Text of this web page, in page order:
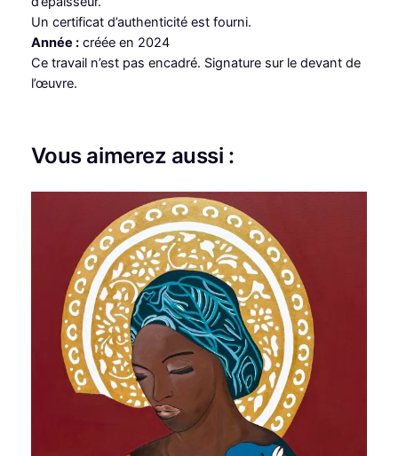
n
n
e
Un certificat d’authenticité est fourni.
Année :créée en 2024
Ce travail n’est pas encadré. Signature sur le devant de
l’œuvre.
Vous aimerez aussi :